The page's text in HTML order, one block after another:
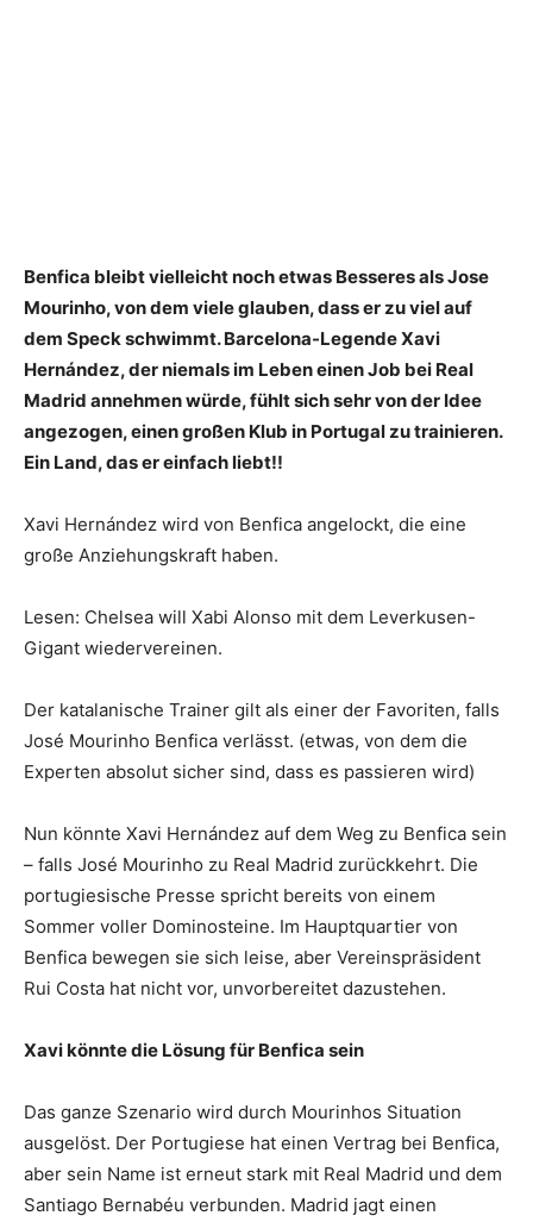
Benfica bleibt vielleicht noch etwas Besseres als Jose
Mourinho, von dem viele glauben, dass er zu viel auf
dem Speck schwimmt. Barcelona-Legende Xavi
Hernández, der niemals im Leben einen Job bei Real
Madrid annehmen würde, fühlt sich sehr von der Idee
angezogen, einen großen Klub in Portugal zu trainieren.
Ein Land, das er einfach liebt!!
Xavi Hernández wird von Benfica angelockt, die eine
große Anziehungskraft haben.
Lesen: Chelsea will Xabi Alonso mit dem Leverkusen-
Gigant wiedervereinen.
Der katalanische Trainer gilt als einer der Favoriten, falls
José Mourinho Benfica verlässt. (etwas, von dem die
Experten absolut sicher sind, dass es passieren wird)
Nun könnte Xavi Hernández auf dem Weg zu Benfica sein
– falls José Mourinho zu Real Madrid zurückkehrt. Die
portugiesische Presse spricht bereits von einem
Sommer voller Dominosteine. Im Hauptquartier von
Benfica bewegen sie sich leise, aber Vereinspräsident
Rui Costa hat nicht vor, unvorbereitet dazustehen.
Xavi könnte die Lösung für Benfica sein
Das ganze Szenario wird durch Mourinhos Situation
ausgelöst. Der Portugiese hat einen Vertrag bei Benfica,
aber sein Name ist erneut stark mit Real Madrid und dem
Santiago Bernabéu verbunden. Madrid jagt einen